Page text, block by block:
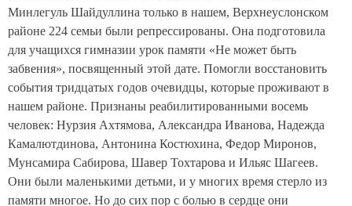
Минлегуль Шайдуллина только в нашем, Верхнеуслонском
районе 224 семьи были репрессированы. Она подготовила
для учащихся гимназии урок памяти «Не может быть
забвения», посвященный этой дате. Помогли восстановить
события тридцатых годов очевидцы, которые проживают в
нашем районе. Признаны реабилитированными восемь
человек: Нурзия Ахтямова, Александра Иванова, Надежда
Камалютдинова, Антонина Костюхина, Федор Миронов,
Мунсамира Сабирова, Шавер Тохтарова и Ильяс Шагеев.
Они были маленькими детьми, и у многих время стерло из
памяти многое. Но до сих пор с болью в сердце они